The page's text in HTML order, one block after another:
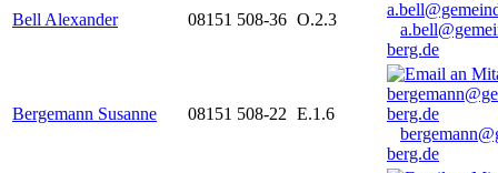
Bell Alexander 08151 508-36 O.2.3
berg.de
Bergemann Susanne 08151 508-22 E.1.6
berg.de